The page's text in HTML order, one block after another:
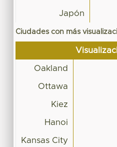
Japón
Ciudades con más
Oakland
Ottawa
Kiez
Hanoi
Kansas City